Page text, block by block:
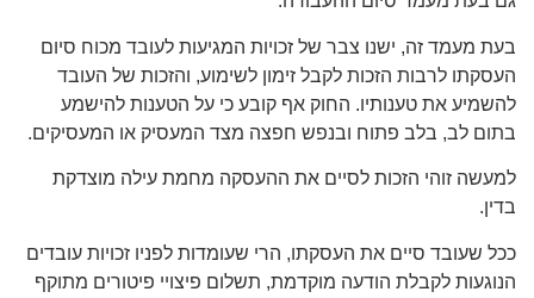
בעת מעמד זה, ישנו צבר של זכויות המגיעות לעובד מכוח סיום
העסקתו לרבות הזכות לקבל זימון לשימוע, והזכות של העובד
להשמיע את טענותיו. החוק אף קובע כי על הטענות להישמע
בתום לב, בלב פתוח ובנפש חפצה מצד המעסיק או המעסיקים.
למעשה זוהי הזכות לסיים את ההעסקה מחמת עילה מוצדקת
בדין.
ככל שעובד סיים את העסקתו, הרי שעומדות לפניו זכויות עובדים
הנוגעות לקבלת הודעה מוקדמת, תשלום פיצויי פיטורים מתוקף